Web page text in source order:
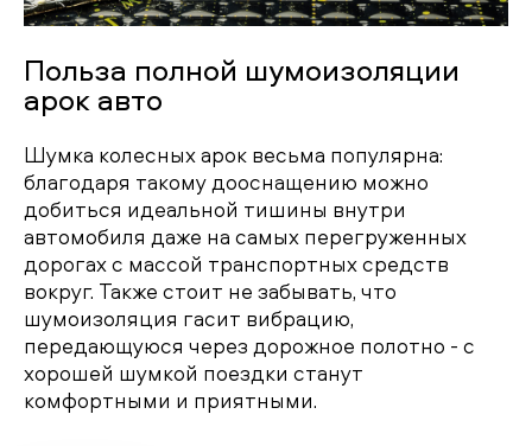
Польза полной шумоизоляции
арок авто
Шумка колесных арок весьма популярна:
благодаря такому дооснащению можно
добиться идеальной тишины внутри
автомобиля даже на самых перегруженных
дорогах с массой транспортных средств
вокруг. Также стоит не забывать, что
шумоизоляция гасит вибрацию,
передающуюся через дорожное полотно - с
хорошей шумкой поездки станут
комфортными и приятными.